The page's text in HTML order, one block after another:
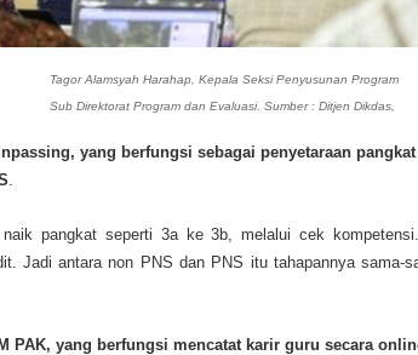
Tagor Alamsyah Harahap, Kepala Seksi Penyusunan Program
Sub Direktorat Program dan Evaluasi. Sumber : Ditjen Dikdas,
yang berfungsi sebagai penyetaraan
naik pangkat seperti 3a ke 3b, melalui cek
Jadi antara non PNS dan PNS itu tahapannya sama-
PAK, yang berfungsi mencatat karir guru secara